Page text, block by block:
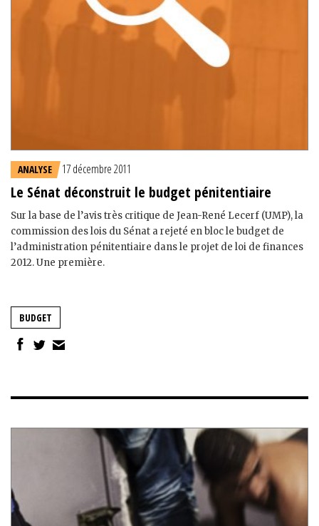
ANALYSE 17 décembre 2011
Le Sénat déconstruit le budget pénitentiaire
Sur la base de l’avis très critique de Jean-René Lecerf (UMP), la
commission des lois du Sénat a rejeté en bloc le budget de
l’administration pénitentiaire dans le projet de loi de finances
2012. Une première.
BUDGET